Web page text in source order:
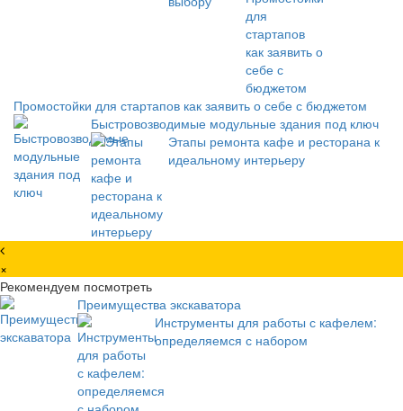
Промостойки для стартапов как заявить о себе с бюджетом
Быстровозводимые модульные здания под ключ
Этапы ремонта кафе и ресторана к
идеальному интерьеру
×
Рекомендуем посмотреть
Преимущества экскаватора
Инструменты для работы с кафелем:
определяемся с набором